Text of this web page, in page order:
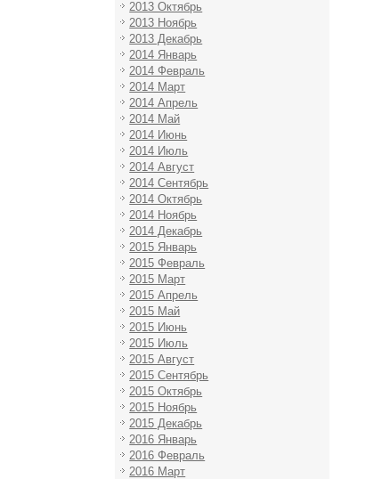
2013 Октябрь
2013 Ноябрь
2013 Декабрь
2014 Январь
2014 Февраль
2014 Март
2014 Апрель
2014 Май
2014 Июнь
2014 Июль
2014 Август
2014 Сентябрь
2014 Октябрь
2014 Ноябрь
2014 Декабрь
2015 Январь
2015 Февраль
2015 Март
2015 Апрель
2015 Май
2015 Июнь
2015 Июль
2015 Август
2015 Сентябрь
2015 Октябрь
2015 Ноябрь
2015 Декабрь
2016 Январь
2016 Февраль
2016 Март